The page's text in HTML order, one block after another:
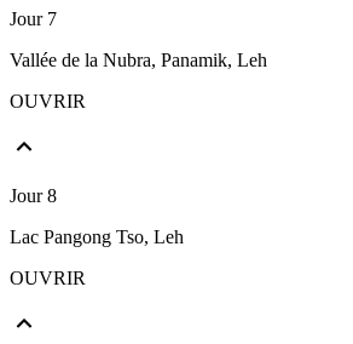
Jour 7
Vallée de la Nubra, Panamik, Leh
OUVRIR
Jour 8
Lac Pangong Tso, Leh
OUVRIR